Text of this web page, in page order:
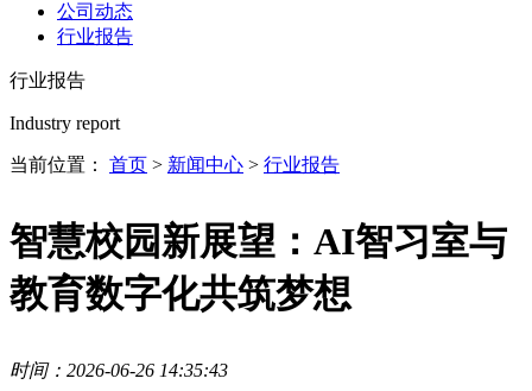
公司动态
行业报告
行业报告
Industry report
当前位置： 首页 > 新闻中心 > 行业报告
智慧校园新展望：AI智习室与
教育数字化共筑梦想
时间：2026-06-26 14:35:43